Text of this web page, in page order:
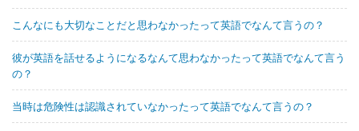
こんなにも大切なことだと思わなかったって英語でなんて言うの？
彼が英語を話せるようになるなんて思わなかったって英語でなんて言う
の？
当時は危険性は認識されていなかったって英語でなんて言うの？